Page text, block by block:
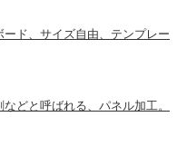
ド、サイズ自由、テンプレー
どと呼ばれる、パネル加工。